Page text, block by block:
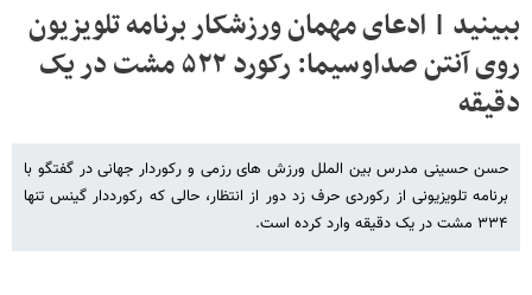
ببینید | ادعای مهمان ورزشکار برنامه تلویزیون
روی آنتن صداوسیما: رکورد ۵۲۲ مشت در یک
دقیقه
حسن حسینی مدرس بین الملل ورزش های رزمی و رکوردار جهانی در گفتگو با
برنامه تلویزیونی از رکوردی حرف زد دور از انتظار، حالی که رکورددار گینس تنها
۳۳۴ مشت در یک دقیقه وارد کرده است.